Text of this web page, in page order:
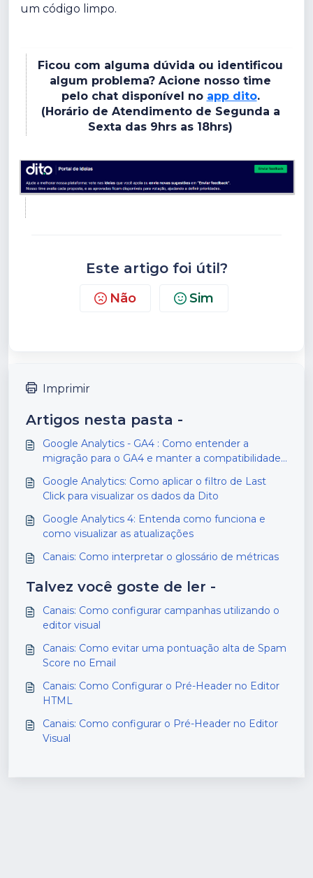
um código limpo.
Ficou com alguma dúvida ou identificou
algum problema? Acione nosso time
pelo chat disponível no app dito.
(Horário de Atendimento de Segunda a
Sexta das 9hrs as 18hrs)
Este artigo foi útil?
Não Sim
Imprimir
Artigos nesta pasta -
Google Analytics - GA4 : Como entender a
migração para o GA4 e manter a compatibilidade
Google Analytics: Como aplicar o filtro de Last
Click para visualizar os dados da Dito
Google Analytics 4: Entenda como funciona e
como visualizar as atualizações
Canais: Como interpretar o glossário de métricas
Talvez você goste de ler -
Canais: Como configurar campanhas utilizando o
editor visual
Canais: Como evitar uma pontuação alta de Spam
Score no Email
Canais: Como Configurar o Pré-Header no Editor
HTML
Canais: Como configurar o Pré-Header no Editor
Visual